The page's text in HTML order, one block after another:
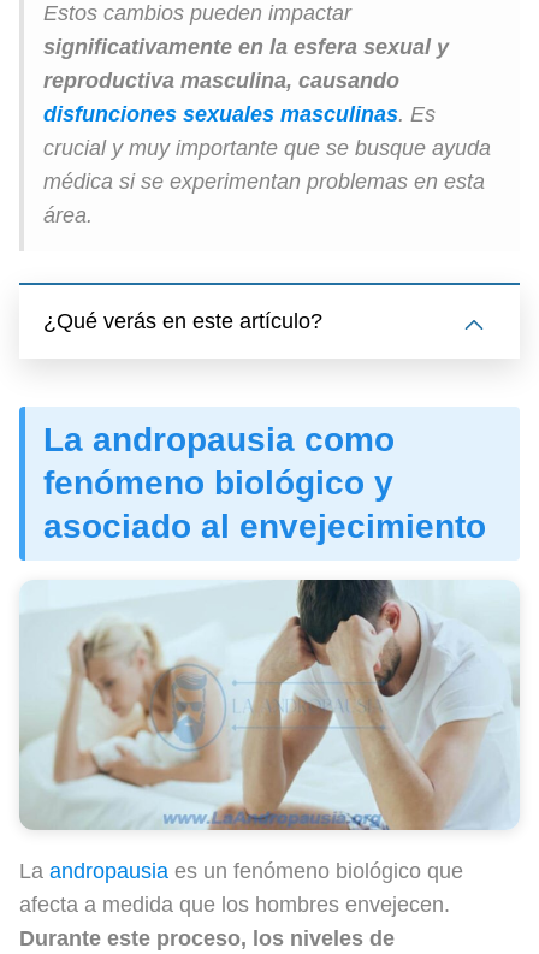
Estos cambios pueden impactar
significativamente en la esfera sexual y
reproductiva masculina, causando
disfunciones sexuales masculinas. Es
crucial y muy importante que se busque ayuda
médica si se experimentan problemas en esta
área.
¿Qué verás en este artículo?
La andropausia como
fenómeno biológico y
asociado al envejecimiento
La andropausia es un fenómeno biológico que
afecta a medida que los hombres envejecen.
Durante este proceso, los niveles de